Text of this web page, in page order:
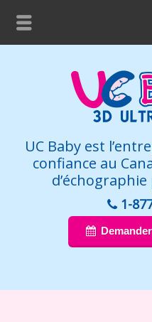
UC Baby est
confiance au
1-